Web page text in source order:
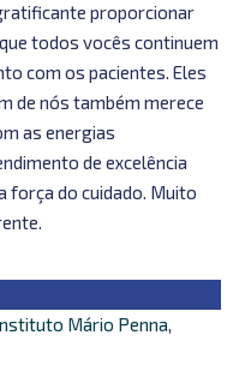
proporcionar
todos vocês continuem
com os pacientes. Eles
de nós também merece
as energias
de excelência
força do cuidado. Muito
Mário Penna,